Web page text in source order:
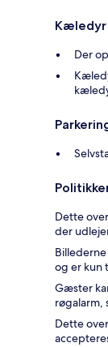
Kæledyr
Der
Dette
der
og er kun
Gæster
røgalarm,
Dette